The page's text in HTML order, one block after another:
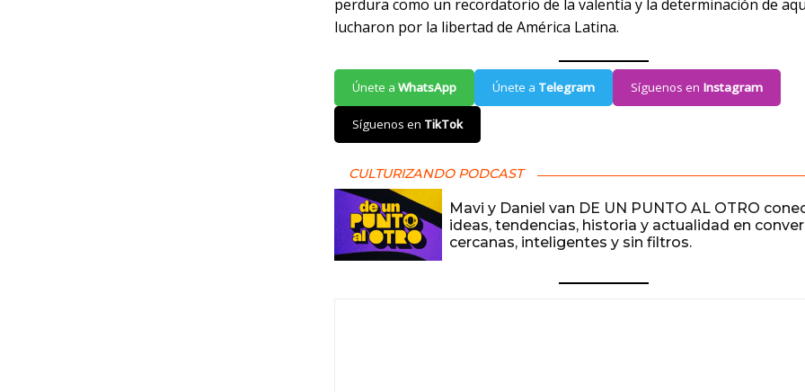
perdura como un recordatorio de la valentía y la determinación de
lucharon por la libertad de América Latina.
Únete a WhatsApp Únete a Telegram Síguenos en Instagram
Síguenos en TikTok
CULTURIZANDO PODCAST
Mavi y Daniel van DE UN PUNTO AL OTRO
ideas, tendencias, historia y actualidad en
cercanas, inteligentes y sin filtros.